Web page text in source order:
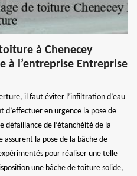
à Chenecey
à l’entreprise Entreprise
il faut éviter l’infiltration d’eau
en urgence la pose de
défaillance de l’étanchéité de la
assurent la pose de la bâche de
pour réaliser une telle
une bâche de toiture solide,